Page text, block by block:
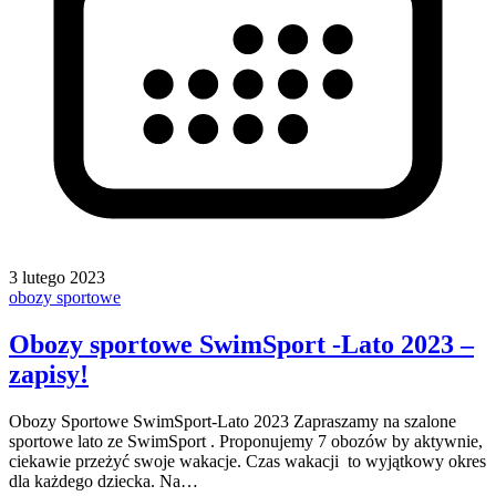
3 lutego 2023
obozy sportowe
Obozy sportowe SwimSport -Lato 2023 –
zapisy!
Obozy Sportowe SwimSport-Lato 2023 Zapraszamy na szalone
sportowe lato ze SwimSport . Proponujemy 7 obozów by aktywnie,
ciekawie przeżyć swoje wakacje. Czas wakacji to wyjątkowy okres
dla każdego dziecka. Na…